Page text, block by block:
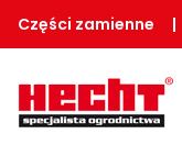
Części zamienne |